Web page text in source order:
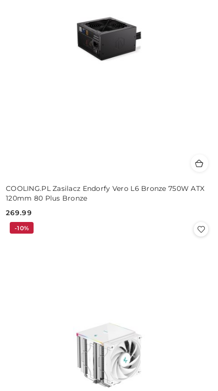
COOLING.PL Zasilacz Endorfy Vero L6 Bronze 750W ATX
120mm 80 Plus Bronze
Cena:
269.99
-10%